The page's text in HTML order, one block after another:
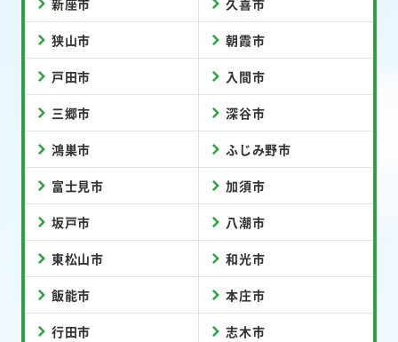
新座市 久喜市
狭山市 朝霞市
戸田市 入間市
三郷市 深谷市
鴻巣市 ふじみ野市
富士見市 加須市
坂戸市 八潮市
東松山市 和光市
飯能市 本庄市
行田市 志木市